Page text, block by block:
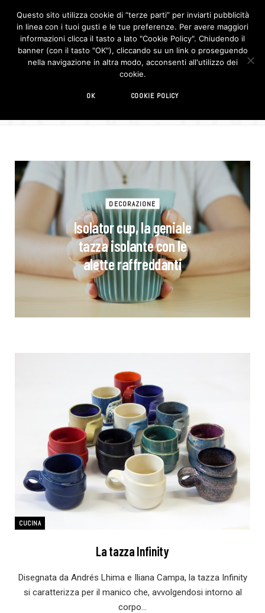
F
c
e
b
o
I
n
s
t
tazza
DECORAZIONE
Isolator cup, la geniale
tazza isolante con le
alette raffreddanti
CUCINA
La tazza Infinity
Disegnata da Andrés Lhima e Iliana Campa, la tazza Infinity
si caratterizza per il manico che, avvolgendosi intorno al
corpo…
Questo sito utilizza cookie di “terze parti” per inviarti pubblicità
in linea con i tuoi gusti e le tue preferenze. Per avere maggiori
informazioni clicca il tasto a lato "Cookie Policy". Chiudendo il
banner (con il tasto "OK"), cliccando su un link o proseguendo
nella navigazione in altra modo, acconsenti all'utilizzo dei
cookie.
OK COOKIE POLICY